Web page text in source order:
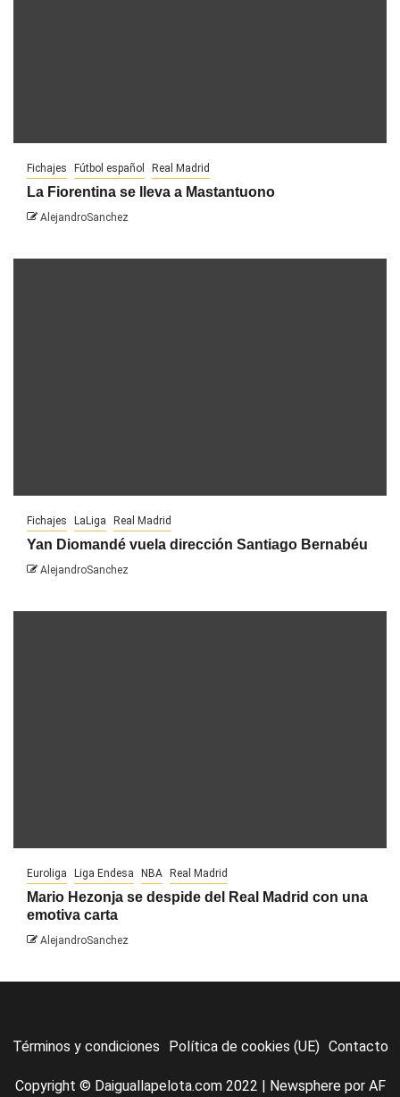
Fichajes Fútbol español Real Madrid
La Fiorentina se lleva a Mastantuono
AlejandroSanchez
Fichajes LaLiga Real Madrid
Yan Diomandé vuela dirección Santiago Bernabéu
AlejandroSanchez
Euroliga Liga Endesa NBA Real Madrid
Mario Hezonja se despide del Real Madrid con una
emotiva carta
AlejandroSanchez
Términos y condiciones Política de cookies (UE) Contacto
Copyright © Daiguallapelota.com 2022 | Newspherepor AF